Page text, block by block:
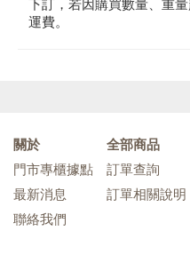
下訂，若因購買數量、重
運費。
關於
門市專櫃據點
最新消息
聯絡我們
全部商品
訂單查詢
訂單相關說明